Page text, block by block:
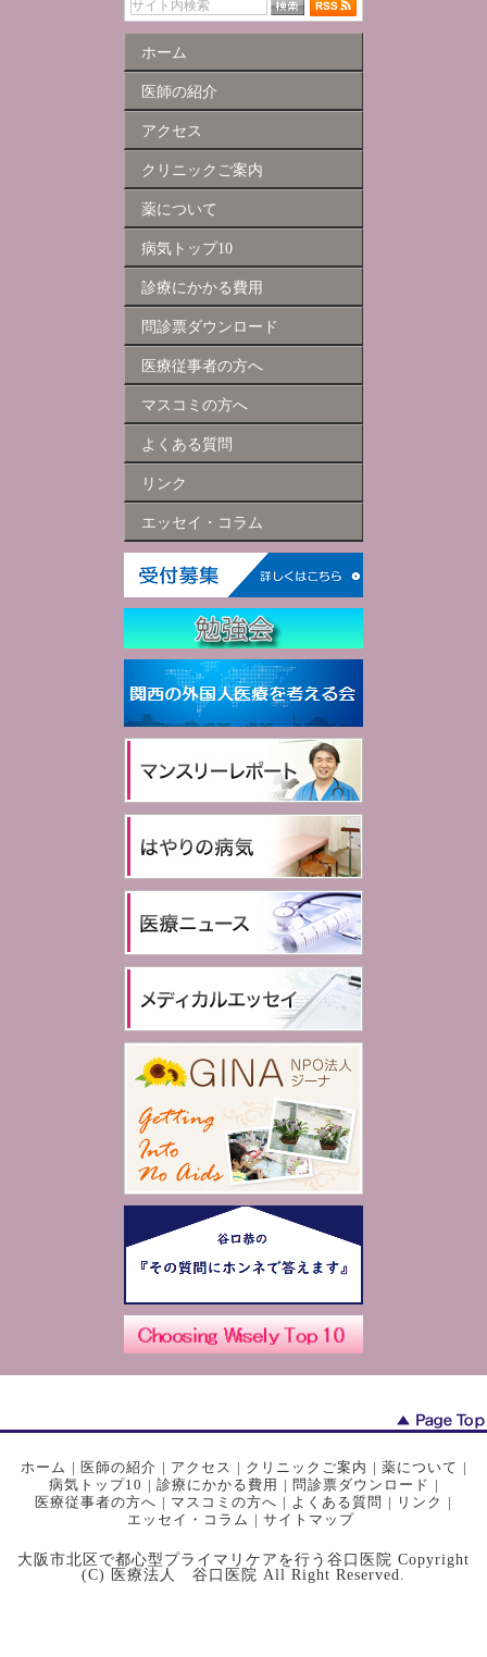
ホーム
医師の紹介
アクセス
クリニックご案内
薬について
病気トップ10
診療にかかる費用
問診票ダウンロード
医療従事者の方へ
マスコミの方へ
よくある質問
リンク
エッセイ・コラム
ホーム | 医師の紹介 | アクセス | クリニックご案内 | 薬について |
病気トップ10 | 診療にかかる費用 | 問診票ダウンロード |
医療従事者の方へ | マスコミの方へ | よくある質問 | リンク |
エッセイ・コラム | サイトマップ
大阪市北区で都心型プライマリケアを行う谷口医院 Copyright
(C) 医療法人 谷口医院 All Right Reserved.